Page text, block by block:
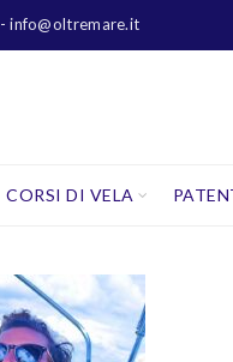
- info@oltremare.it
CORSI DI VELA